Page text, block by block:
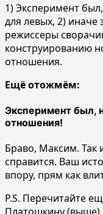
1) Эксперимент
для левых, 2) иначе
режиссеры
конструированию
отношения.
Ещё отожмём:
Эксперимент был,
отношения!
Браво, Максим. Так
справится. Ваш
впору, прям как
P.S. Перечитайте